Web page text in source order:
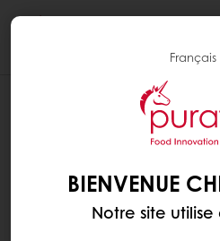
BIENVENUE
Notre site